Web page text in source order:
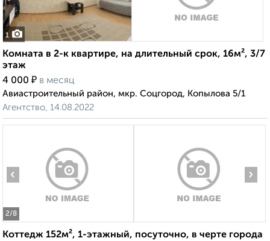
1
Комната в 2-к квартире, на длительный срок, 16м², 3/7
этаж
4 000 ₽ в месяц
Авиастроительный район, мкр. Соцгород, Копылова 5/1
Агентство, 14.08.2022
2/8
‹ ›
Коттедж 152м², 1-этажный, посуточно, в черте города